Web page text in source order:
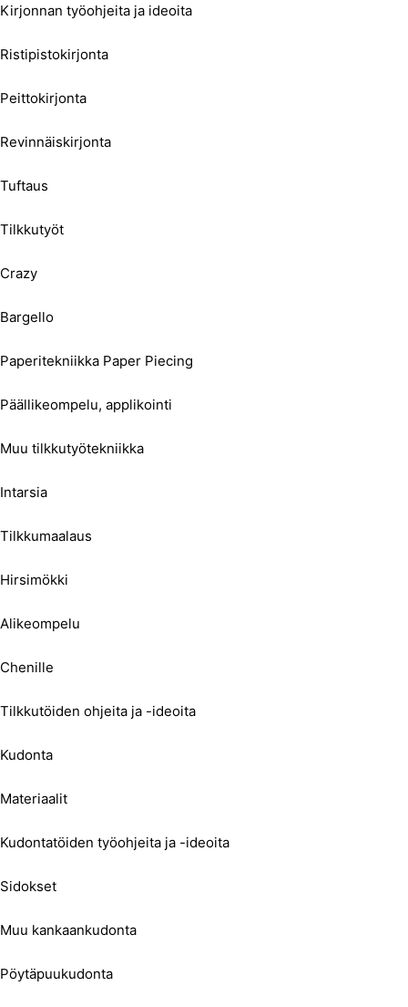
Kirjonnan työohjeita ja ideoita
Ristipistokirjonta
Peittokirjonta
Revinnäiskirjonta
Tuftaus
Tilkkutyöt
Crazy
Bargello
Paperitekniikka Paper Piecing
Päällikeompelu, applikointi
Muu tilkkutyötekniikka
Intarsia
Tilkkumaalaus
Hirsimökki
Alikeompelu
Chenille
Tilkkutöiden ohjeita ja -ideoita
Kudonta
Materiaalit
Kudontatöiden työohjeita ja -ideoita
Sidokset
Muu kankaankudonta
Pöytäpuukudonta